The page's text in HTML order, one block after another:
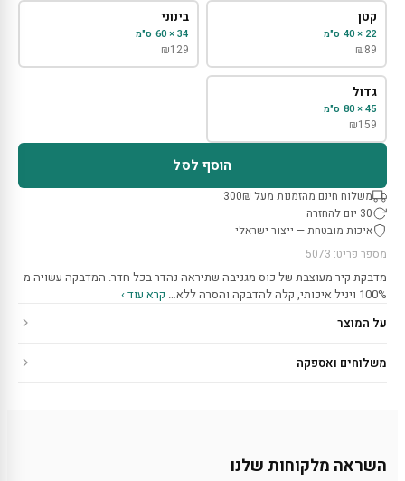
קטן
22 × 40 ס"מ
₪89
בינוני
34 × 60 ס"מ
₪129
גדול
45 × 80 ס"מ
₪159
הוסף לסל
משלוח חינם מהזמנות מעל 300₪
30 יום להחזרה
איכות מובטחת — ייצור ישראלי
מספר פריט: 5073
מדבקת קיר מעוצבת של כוס מגניבה שתיראה נהדר בכל חדר. המדבקה עשויה מ-
100% ויניל איכותי, קלה להדבקה והסרה ללא…
קרא עוד ›
על המוצר
משלוחים ואספקה
השראה מלקוחות שלנו